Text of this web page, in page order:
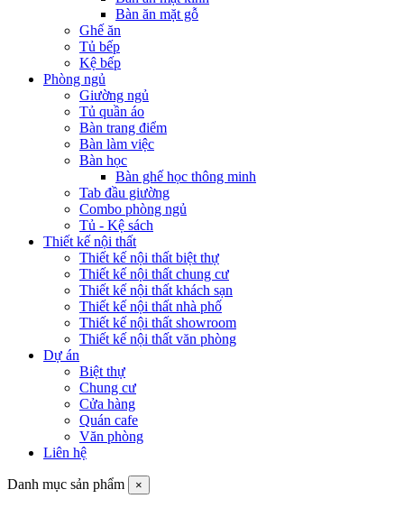
Bàn ăn mặt gỗ
Ghế ăn
Tủ bếp
Kệ bếp
Phòng ngủ
Giường ngủ
Tủ quần áo
Bàn trang điểm
Bàn làm việc
Bàn học
Bàn ghế học thông minh
Tab đầu giường
Combo phòng ngủ
Tủ - Kệ sách
Thiết kế nội thất
Thiết kế nội thất biệt thự
Thiết kế nội thất chung cư
Thiết kế nội thất khách sạn
Thiết kế nội thất nhà phố
Thiết kế nội thất showroom
Thiết kế nội thất văn phòng
Dự án
Biệt thự
Chung cư
Cửa hàng
Quán cafe
Văn phòng
Liên hệ
Danh mục sản phẩm ×